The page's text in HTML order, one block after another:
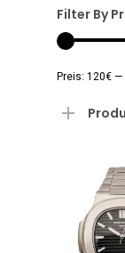
Filter By
Preis: 120€ —